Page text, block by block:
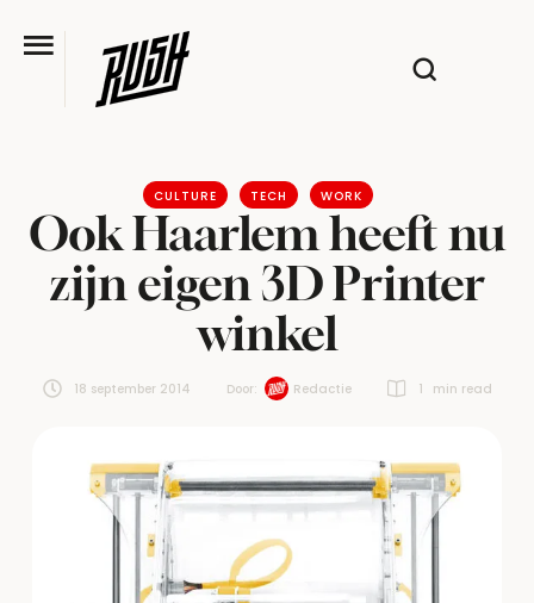
CULTURE TECH WORK
Ook Haarlem heeft nu
zijn eigen 3D Printer
winkel
18 september 2014 Door: Redactie 1 min read